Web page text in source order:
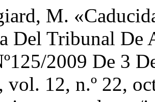
M.
Del Tribunal De
2009 De 3
, vol. 12, n.º 22,